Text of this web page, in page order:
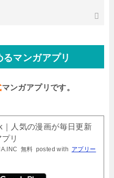
マンガアプリ
マンガアプリです。
｜人気の漫画が毎日更新
リ
無料 posted with アプリー